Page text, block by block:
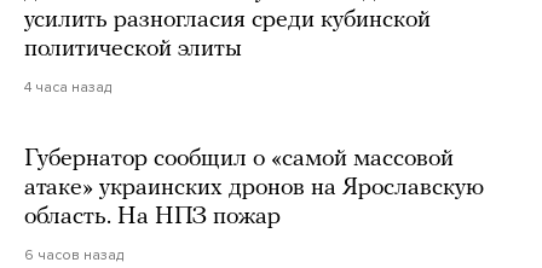
усилить разногласия среди кубинской
политической элиты
4 часа назад
Губернатор сообщил о «самой массовой
атаке» украинских дронов на Ярославскую
область. На НПЗ пожар
6 часов назад